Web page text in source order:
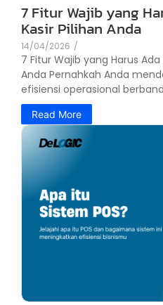
7 Fitur Wajib yang
Kasir Pilihan Anda
14/04/2026 /
7 Fitur Wajib yang Harus Ada
Anda Pernahkah Anda
efisiensi operasional
Read More